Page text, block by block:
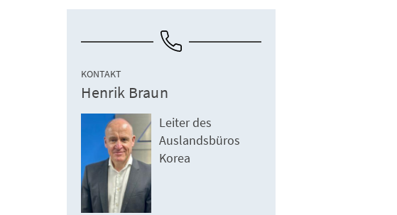
KONTAKT
Henrik Braun
Leiter des
Auslandsbüros
Korea